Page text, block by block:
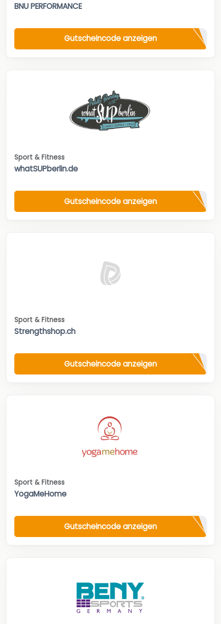
BNU PERFORMANCE
Gutscheincode anzeigen
Sport & Fitness
whatSUPberlin.de
Gutscheincode anzeigen
Sport & Fitness
Strengthshop.ch
Gutscheincode anzeigen
Sport & Fitness
YogaMeHome
Gutscheincode anzeigen